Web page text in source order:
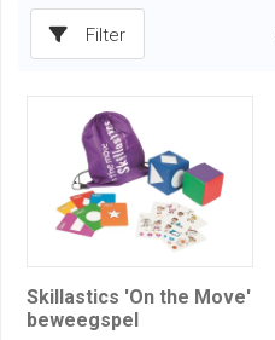
Filter
Skillastics 'On the Move'
beweegspel